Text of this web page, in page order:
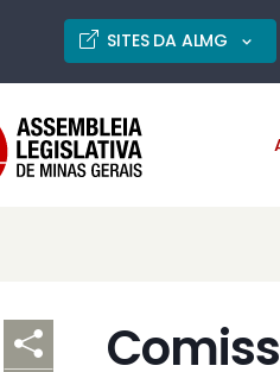
SITES DA ALMG